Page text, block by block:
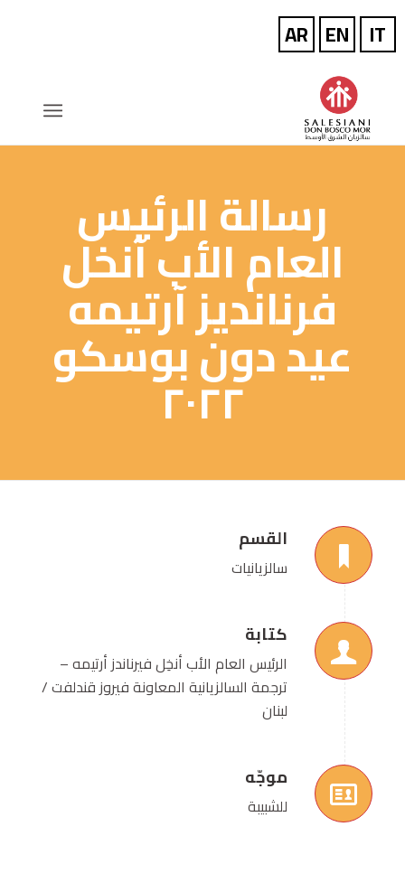
رسالة الرئيس
العام الأب آنخل
فرنانديز آرتيمه
عيد دون بوسكو
٢٠٢٢
القسم
سالزيانيات
كتابة
الرئيس العام الأب أنخِل فيرناندز أرتيمه –
ترجمة السالزيانية المعاونة فيروز قندلفت /
لبنان
موجّه
للشبيبة